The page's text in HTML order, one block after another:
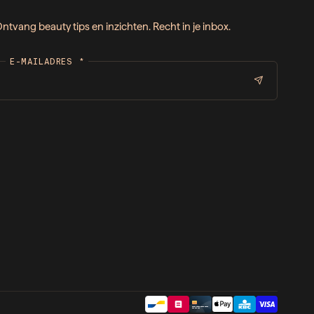
beauty tips en inzichten. Recht in je inbox.
E-MAILADRES *